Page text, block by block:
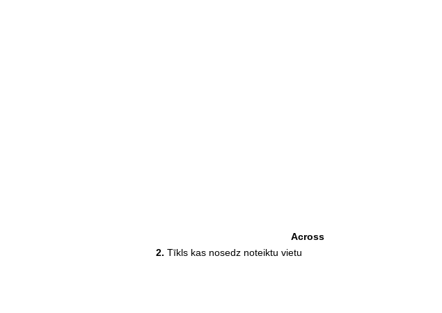
Across
2. Tīkls kas nosedz noteiktu vietu